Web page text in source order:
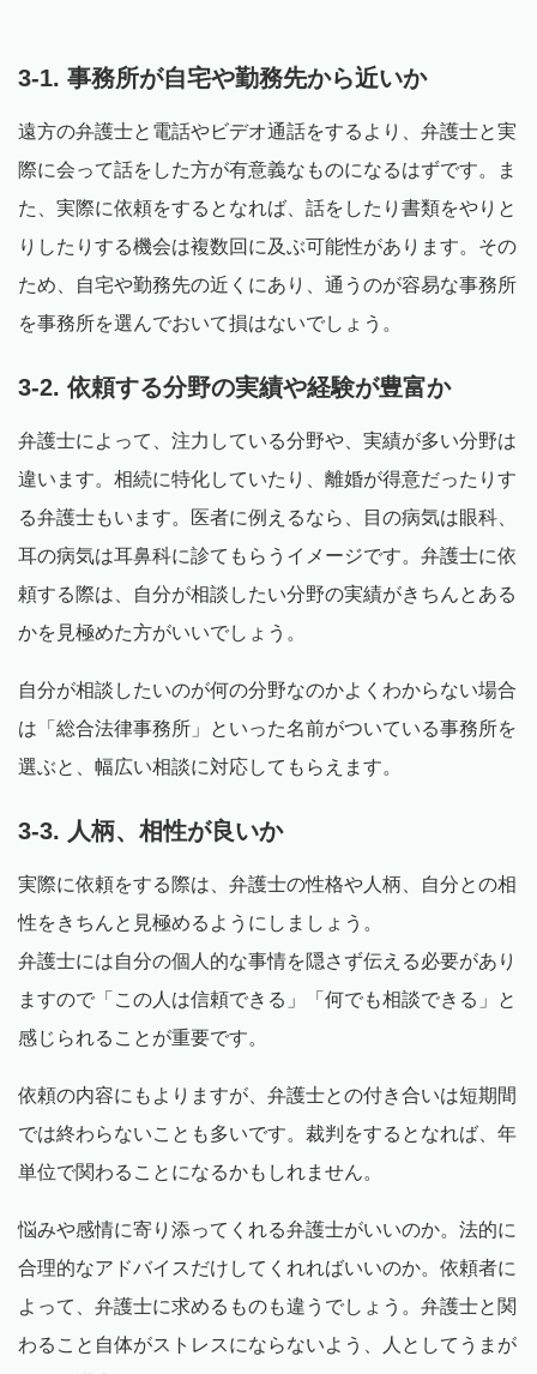
3-1. 事務所が自宅や勤務先から近いか
遠方の弁護士と電話やビデオ通話をするより、弁護士と実
際に会って話をした方が有意義なものになるはずです。ま
た、実際に依頼をするとなれば、話をしたり書類をやりと
りしたりする機会は複数回に及ぶ可能性があります。その
ため、自宅や勤務先の近くにあり、通うのが容易な事務所
を事務所を選んでおいて損はないでしょう。
3-2. 依頼する分野の実績や経験が豊富か
弁護士によって、注力している分野や、実績が多い分野は
違います。相続に特化していたり、離婚が得意だったりす
る弁護士もいます。医者に例えるなら、目の病気は眼科、
耳の病気は耳鼻科に診てもらうイメージです。弁護士に依
頼する際は、自分が相談したい分野の実績がきちんとある
かを見極めた方がいいでしょう。
自分が相談したいのが何の分野なのかよくわからない場合
は「総合法律事務所」といった名前がついている事務所を
選ぶと、幅広い相談に対応してもらえます。
3-3. 人柄、相性が良いか
実際に依頼をする際は、弁護士の性格や人柄、自分との相
性をきちんと見極めるようにしましょう。
弁護士には自分の個人的な事情を隠さず伝える必要があり
ますので「この人は信頼できる」「何でも相談できる」と
感じられることが重要です。
依頼の内容にもよりますが、弁護士との付き合いは短期間
では終わらないことも多いです。裁判をするとなれば、年
単位で関わることになるかもしれません。
悩みや感情に寄り添ってくれる弁護士がいいのか。法的に
合理的なアドバイスだけしてくれればいいのか。依頼者に
よって、弁護士に求めるものも違うでしょう。弁護士と関
わること自体がストレスにならないよう、人としてうまが